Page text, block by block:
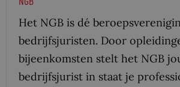
Het NGB is dé
bedrijfsjuristen. Door
bijeenkomsten stelt het NGB
bedrijfsjurist in staat je